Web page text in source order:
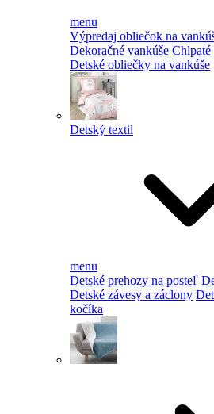
menu
Výpredaj obliečok na
Dekoračné vankúše Chlpaté
Detské obliečky na vankúše
Detský textil
menu
Detské prehozy na posteľ
Detské závesy a záclony
kočíka